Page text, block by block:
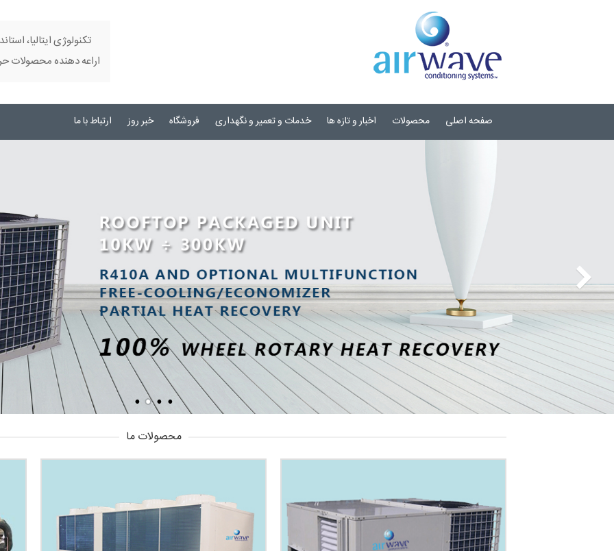
تکنولوژی ایتالیا،
اراعه دهنده محصولات
صفحه اصلی محصولات اخبار و تازه ها خدمات و تعمیر و نگهداری فروشگاه خبر روز ارتباط با ما
محصولات ما